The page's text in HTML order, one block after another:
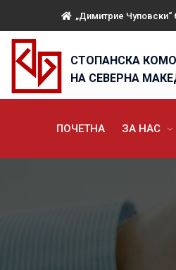
„Димитрие Чуповски“
СТОПАНСКА
НА СЕВЕРНА
ПОЧЕТНА ЗА НАС